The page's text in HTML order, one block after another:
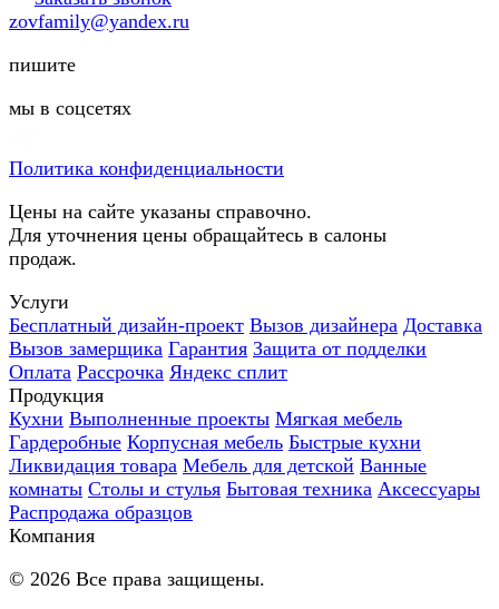
zovfamily@yandex.ru
пишите
мы в соцсетях
Политика конфиденциальности
Цены на сайте указаны справочно.
Для уточнения цены обращайтесь в салоны
продаж.
Услуги
Бесплатный дизайн-проект Вызов дизайнера Доставка
Вызов замерщика Гарантия Защита от подделки
Оплата Рассрочка Яндекс сплит
Продукция
Кухни Выполненные проекты Мягкая мебель
Гардеробные Корпусная мебель Быстрые кухни
Ликвидация товара Мебель для детской Ванные
комнаты Столы и стулья Бытовая техника Аксессуары
Распродажа образцов
Компания
© 2026 Все права защищены.